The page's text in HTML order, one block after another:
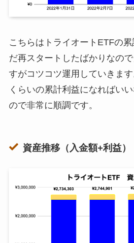
こちらはトライオートETFの
だ再スタートしたばかりなの
すがコツコツ運用していきま
くらいの累計利益になればい
ので非常に順調です。
資産推移（入金額+利益）